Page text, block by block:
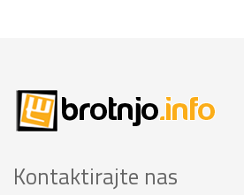
Kontaktirajte nas